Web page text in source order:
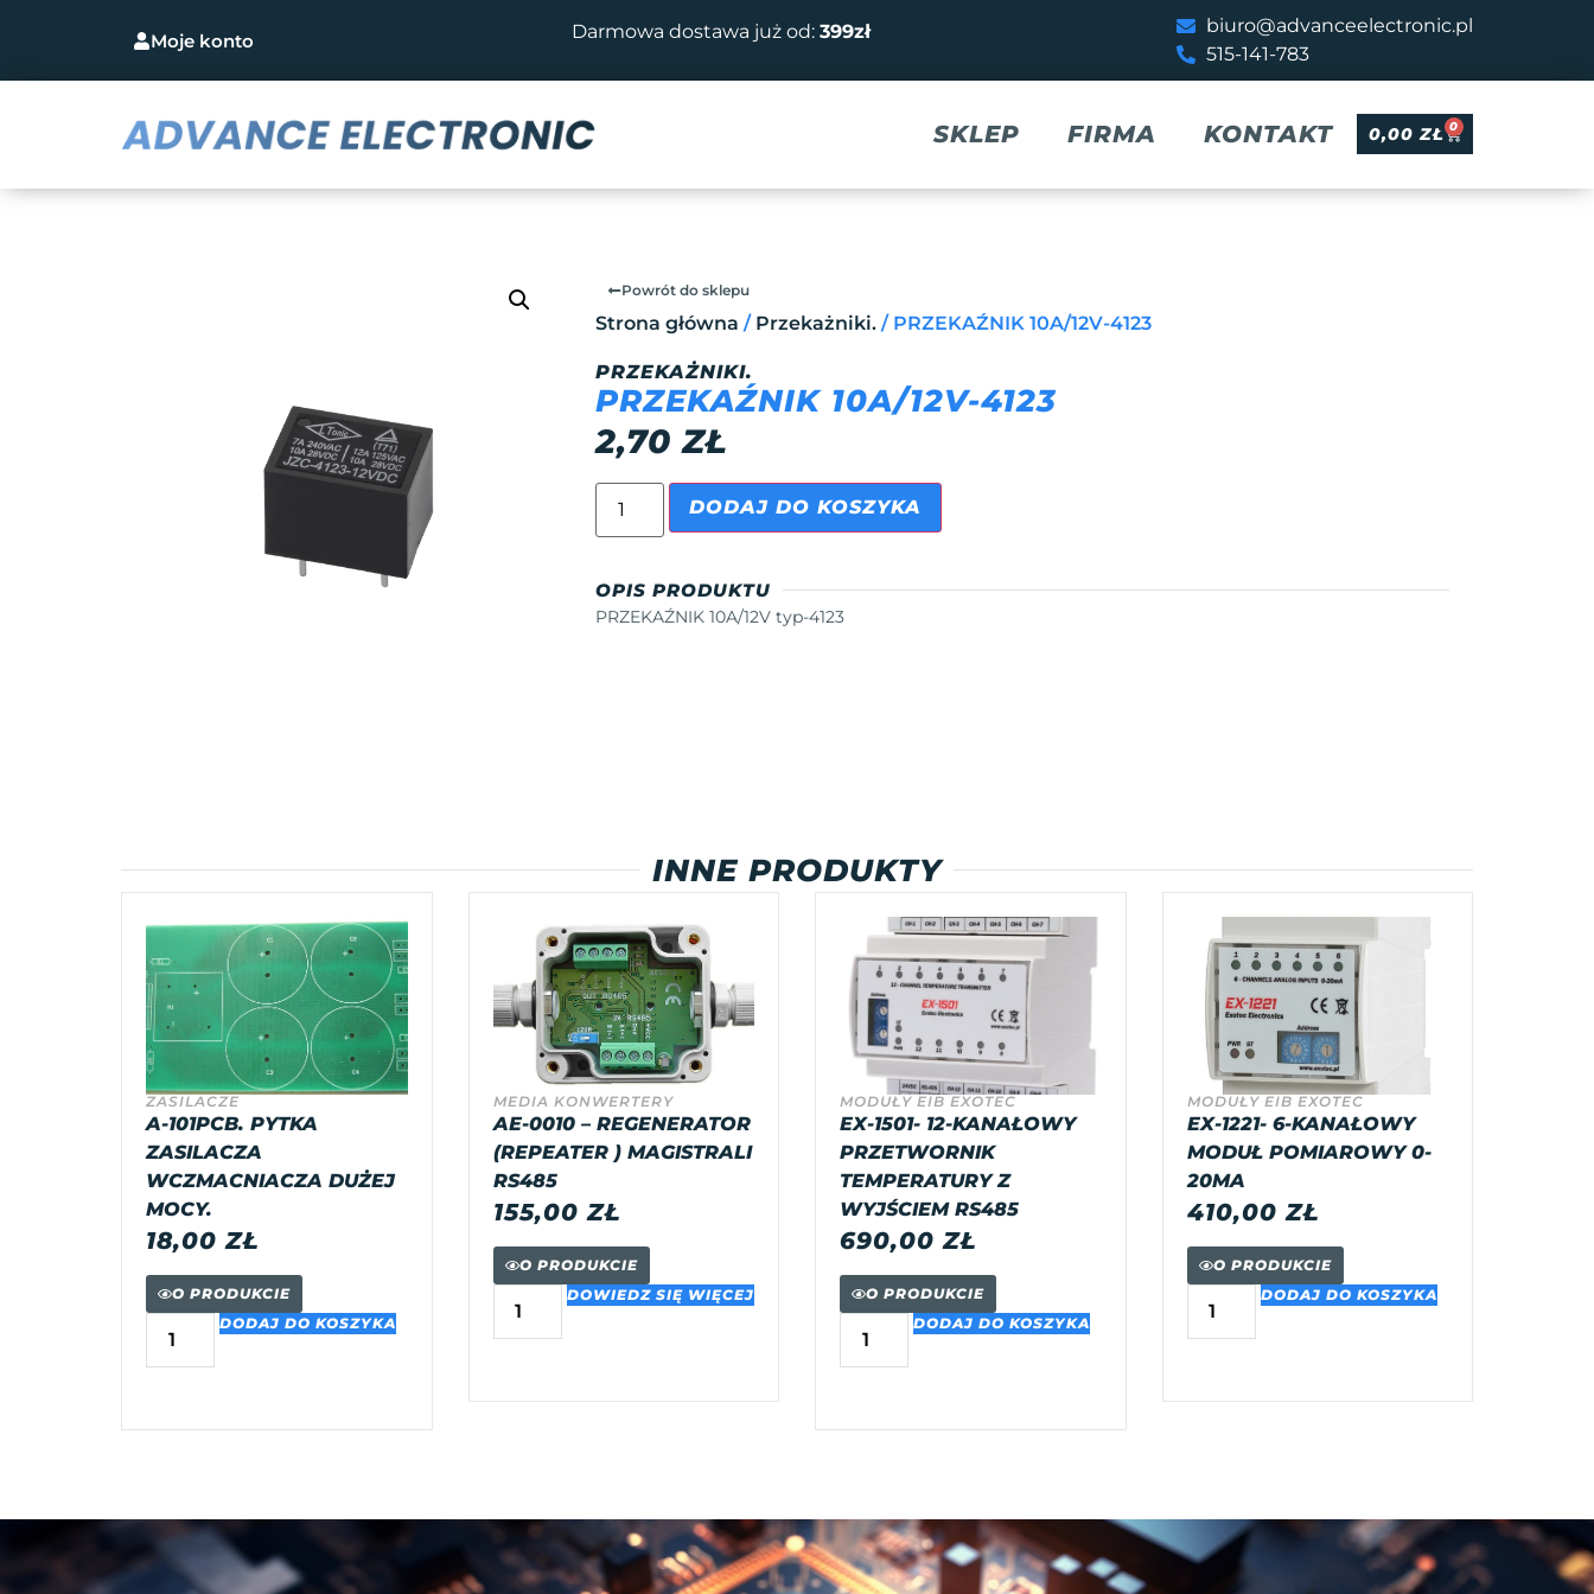
Moje konto Darmowa dostawa już od: 399zł
biuro@advanceelectronic.pl
515-141-783
SKLEP FIRMA KONTAKT 0,00ZŁ 0
Powrót do sklepu
Strona główna / Przekażniki./ PRZEKAŹNIK 10A/12V-4123
PRZEKAŻNIKI.
PRZEKAŹNIK 10A/12V-4123
2,70ZŁ
DODAJ DO KOSZYKA
OPIS PRODUKTU
PRZEKAŹNIK 10A/12V typ-4123
INNE PRODUKTY
ZASILACZE
A-101PCB. PYTKA
ZASILACZA
WCZMACNIACZA DUŻEJ
MOCY.
18,00ZŁ
O PRODUKCIE
DODAJ DO KOSZYKA
MEDIA KONWERTERY
AE-0010 – REGENERATOR
(REPEATER ) MAGISTRALI
RS485
155,00ZŁ
O PRODUKCIE
DOWIEDZ SIĘ WIĘCEJ
MODUŁY EIB EXOTEC
EX-1501- 12-KANAŁOWY
PRZETWORNIK
TEMPERATURY Z
WYJŚCIEM RS485
690,00ZŁ
O PRODUKCIE
DODAJ DO KOSZYKA
MODUŁY EIB EXOTEC
EX-1221- 6-KANAŁOWY
MODUŁ POMIAROWY 0-
20MA
410,00ZŁ
O PRODUKCIE
DODAJ DO KOSZYKA